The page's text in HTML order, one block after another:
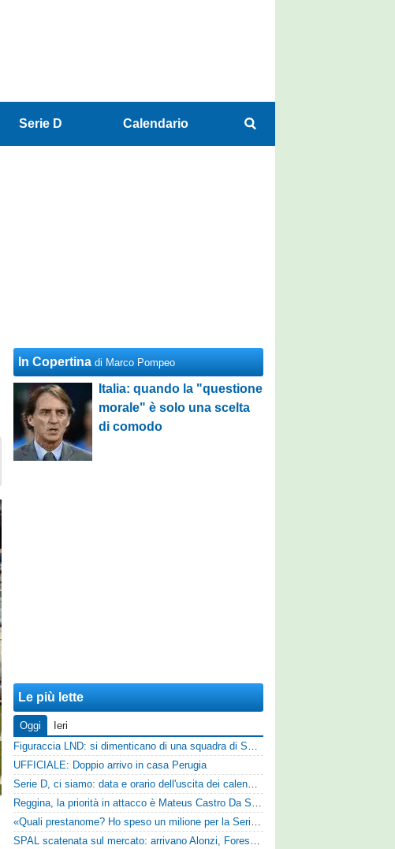
Serie D Calendario
In Copertina di Marco Pompeo
Italia: quando la "questione
morale" è solo una scelta
di comodo
Le più lette
Oggi
Ieri
Figuraccia LND: si dimenticano di una squadra di Serie D, è da rifare il programma Coppa Italia
UFFICIALE: Doppio arrivo in casa Perugia
Serie D, ci siamo: data e orario dell'uscita dei calendari ufficiali
Reggina, la priorità in attacco è Mateus Castro Da Silva: ore decisive per la fumata bianca
«Quali prestanome? Ho speso un milione per la Serie D»: Bandecchi rompe il silenzio sul futuro della Ternana
SPAL scatenata sul mercato: arrivano Alonzi, Foresta, Munaretto e Tobia